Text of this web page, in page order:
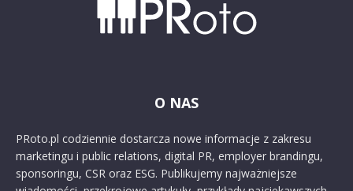
O NAS
PRoto.pl codziennie dostarcza nowe informacje z zakresu
marketingu i public relations, digital PR, employer brandingu,
sponsoringu, CSR oraz ESG. Publikujemy najważniejsze